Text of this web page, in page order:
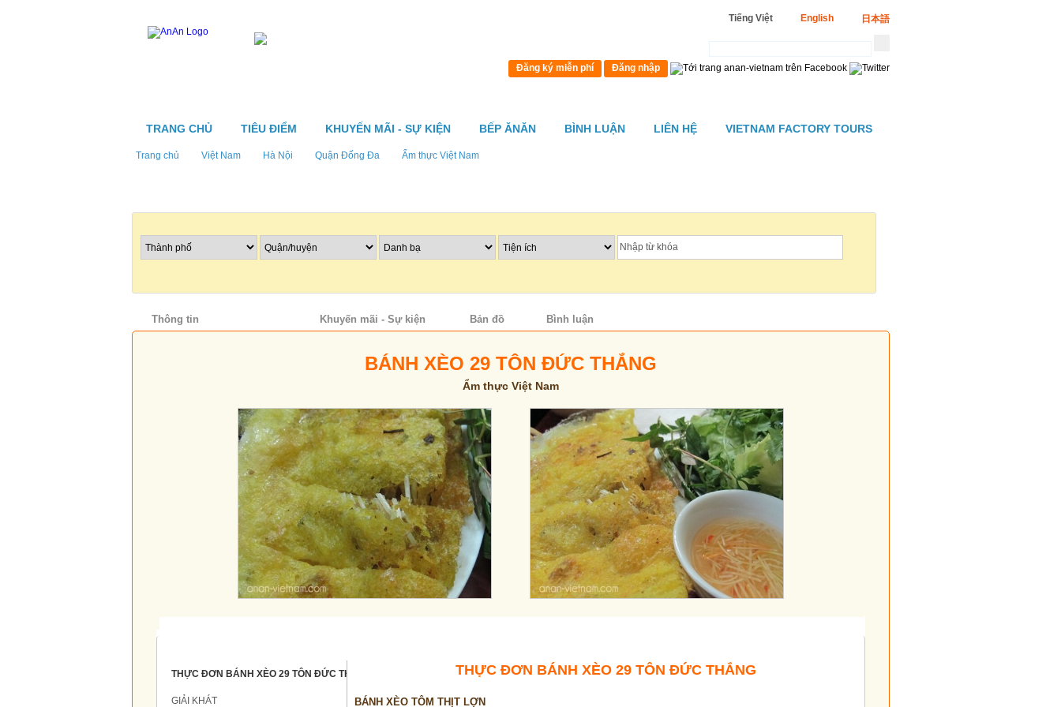
TRANG CHỦ TIÊU ĐIỂM KHUYẾN MÃI - SỰ KIỆN BẾP ĂNĂN BÌNH LUẬN LIÊN HỆ VIETNAM FACTORY TOURS
日本語
English
Tiếng Việt
Đăng ký miễn phí Đăng nhập
Trang chủ Việt Nam Hà Nội Quận Đống Đa Ẩm thực Việt Nam
Thông tin Khuyến mãi - Sự kiện Bản đồ Bình luận
BÁNH XÈO 29 TÔN ĐỨC THẮNG
Ẩm thực Việt Nam
THỰC ĐƠN BÁNH XÈO 29 TÔN ĐỨC THẮNG
GIẢI KHÁT
THỰC ĐƠN BÁNH XÈO 29 TÔN ĐỨC THẮNG
BÁNH XÈO TÔM THỊT LỢN